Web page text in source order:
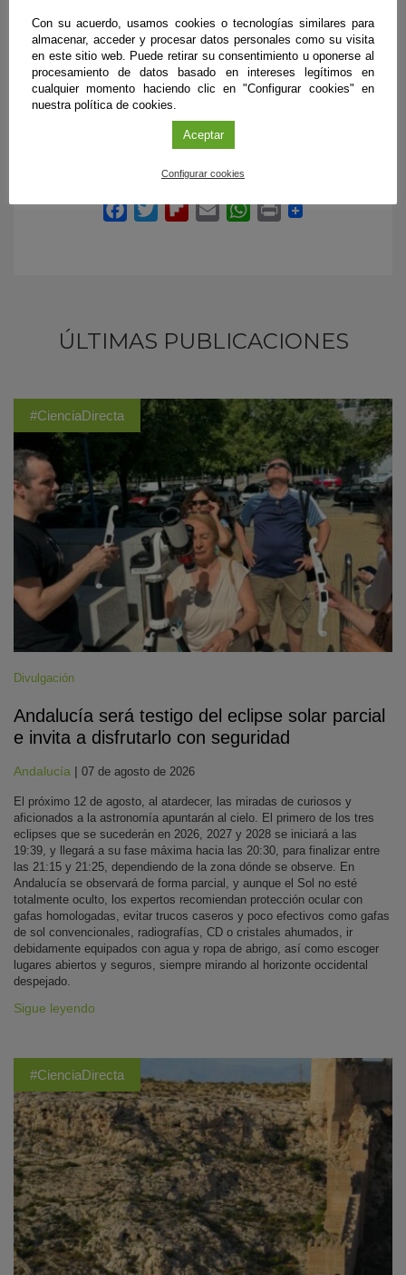
geografía andaluza. A estos medios se suman tres
unidades móviles. Entre los elementos que miden estos
sistemas de control se encuentran hasta 15 contaminantes
atmosféricos, tanto gases como partículas, a los que se
añaden, en algunos casos, determinados parámetros
relacionados con la meteorología.
ÚLTIMAS PUBLICACIONES
#CienciaDirecta
Divulgación
Andalucía será testigo del eclipse solar parcial
e invita a disfrutarlo con seguridad
Andalucía | 07 de agosto de 2026
El próximo 12 de agosto, al atardecer, las miradas de curiosos y
aficionados a la astronomía apuntarán al cielo. El primero de los tres
eclipses que se sucederán en 2026, 2027 y 2028 se iniciará a las
19:39, y llegará a su fase máxima hacia las 20:30, para finalizar entre
las 21:15 y 21:25, dependiendo de la zona dónde se observe. En
Andalucía se observará de forma parcial, y aunque el Sol no esté
totalmente oculto, los expertos recomiendan protección ocular con
gafas homologadas, evitar trucos caseros y poco efectivos como gafas
de sol convencionales, radiografías, CD o cristales ahumados, ir
debidamente equipados con agua y ropa de abrigo, así como escoger
lugares abiertos y seguros, siempre mirando al horizonte occidental
despejado.
Sigue leyendo
#CienciaDirecta
Con su acuerdo, usamos cookies o tecnologías similares para
almacenar, acceder y procesar datos personales como su visita
en este sitio web. Puede retirar su consentimiento u oponerse al
procesamiento de datos basado en intereses legítimos en
cualquier momento haciendo clic en "Configurar cookies" en
nuestra política de cookies.
Aceptar
Configurar cookies